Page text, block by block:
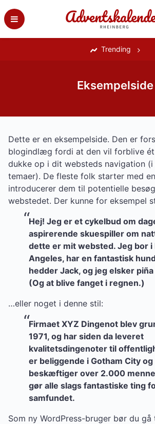
to
content
Trending
Eksempelside
Dette er en eksempelside. Den er
blogindlæg fordi at den vil forblive
dukke op i dit websteds navigation
temaer). De fleste folk starter med
introducerer dem til potentielle
webstedet. Der kunne for eksempel
Hej! Jeg er et cykelbud om
aspirerende skuespiller om
dette er mit websted. Jeg bor i
Angeles, har en fantastisk
hedder Jack, og jeg elsker
(Og at blive fanget i regnen.)
…eller noget i denne stil:
Firmaet XYZ Dingenot blev
1971, og har siden da leveret
kvalitetsdingenoter til
er beliggende i Gotham City og
beskæftiger over 2.000
gør alle slags fantastiske ting
samfundet.
Som ny WordPress-bruger bør du gå